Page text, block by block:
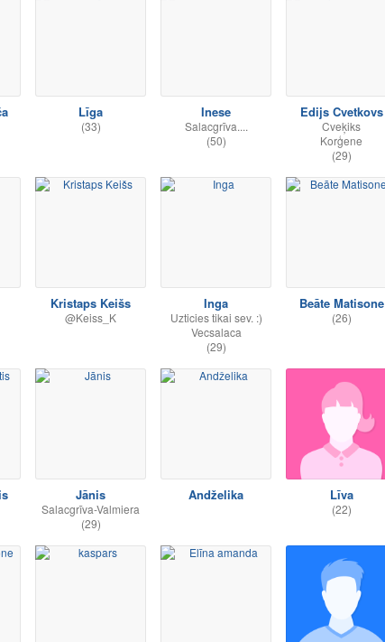
Līga
(33)
Inese
Salacgrīva....
(50)
Edijs Cvetkovs
Cveķiks
Korģene
(29)
Kristaps Keišs
@Keiss_K
Inga
Uzticies tikai sev. :)
Vecsalaca
(29)
Beāte Matisone
(26)
Jānis
Salacgrīva-Valmiera
(29)
Andželika Līva
(22)